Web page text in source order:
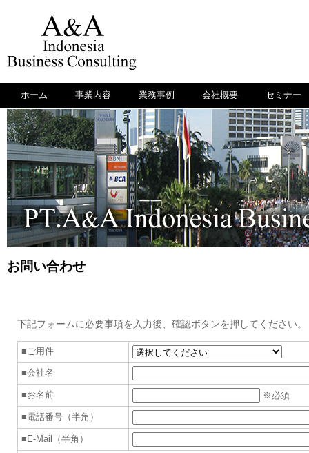
ホーム 事業内容 業務事例 会社概要 セミナー
お問い合わせ
下記フォームに必要事項を入力後、確認ボタンを押してください。
■ご用件
■会社名
■お名前 ※必須
■電話番号（半角）
■E-Mail（半角）